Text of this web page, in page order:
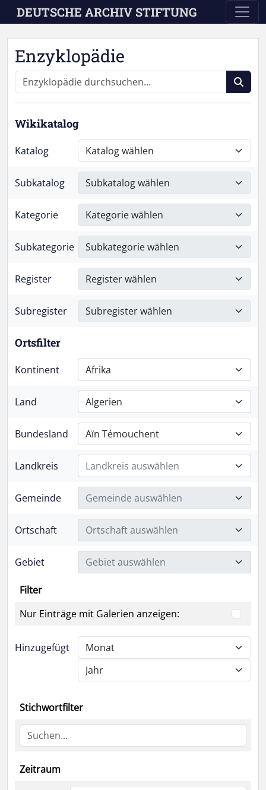
Skip to main content
DEUTSCHE ARCHIV STIFTUNG
Enzyklopädie
Wikikatalog
Katalog
Subkatalog
Kategorie
Subkategorie
Register
Subregister
Ortsfilter
Kontinent Afrika
Land Algerien
Bundesland Aïn Témouchent
Landkreis Landkreis auswählen
Gemeinde Gemeinde auswählen
Ortschaft Ortschaft auswählen
Gebiet Gebiet auswählen
Filter
Nur Einträge mit Galerien anzeigen:
Hinzugefügt
Stichwortfilter
Zeitraum